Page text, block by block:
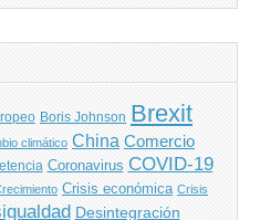
Boris Johnson Brexit
climático China Comercio
Coronavirus COVID-19
Crisis económica Crisis
Desintegración